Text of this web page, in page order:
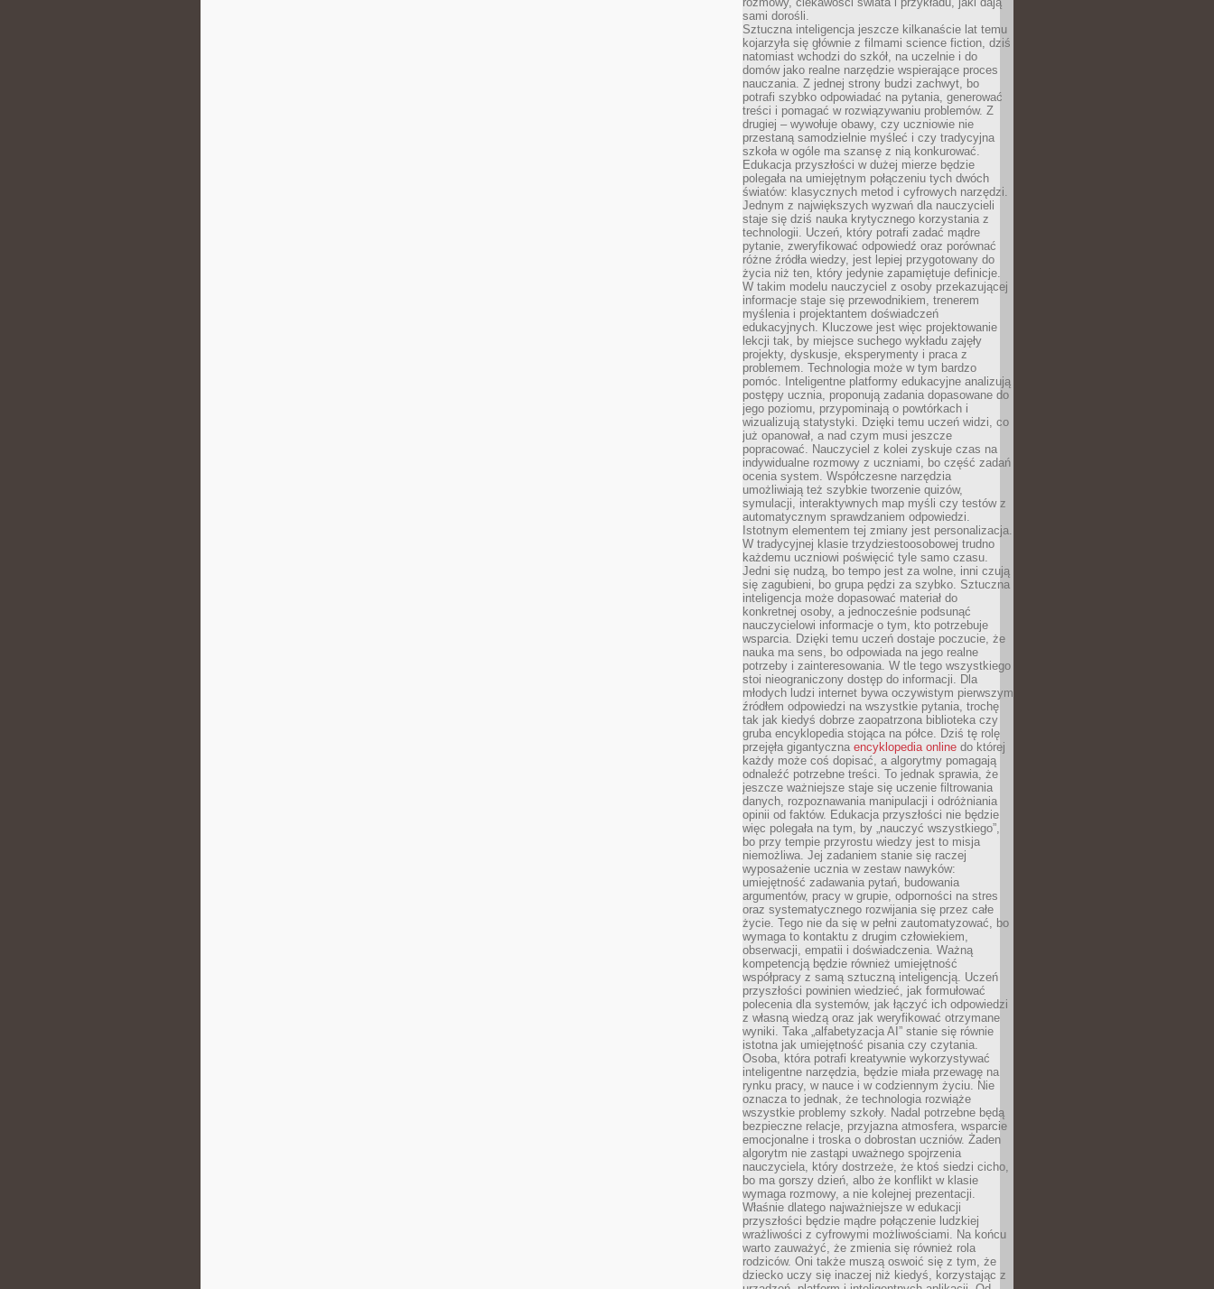
sami dorośli.
Sztuczna inteligencja jeszcze kilkanaście lat temu
kojarzyła się głównie z filmami science fiction, dziś
natomiast wchodzi do szkół, na uczelnie i do
domów jako realne narzędzie wspierające proces
nauczania. Z jednej strony budzi zachwyt, bo
potrafi szybko odpowiadać na pytania, generować
treści i pomagać w rozwiązywaniu problemów. Z
drugiej – wywołuje obawy, czy uczniowie nie
przestaną samodzielnie myśleć i czy tradycyjna
szkoła w ogóle ma szansę z nią konkurować.
Edukacja przyszłości w dużej mierze będzie
polegała na umiejętnym połączeniu tych dwóch
światów: klasycznych metod i cyfrowych narzędzi.
Jednym z największych wyzwań dla nauczycieli
staje się dziś nauka krytycznego korzystania z
technologii. Uczeń, który potrafi zadać mądre
pytanie, zweryfikować odpowiedź oraz porównać
różne źródła wiedzy, jest lepiej przygotowany do
życia niż ten, który jedynie zapamiętuje definicje.
W takim modelu nauczyciel z osoby przekazującej
informacje staje się przewodnikiem, trenerem
myślenia i projektantem doświadczeń
edukacyjnych. Kluczowe jest więc projektowanie
lekcji tak, by miejsce suchego wykładu zajęły
projekty, dyskusje, eksperymenty i praca z
problemem. Technologia może w tym bardzo
pomóc. Inteligentne platformy edukacyjne analizują
postępy ucznia, proponują zadania dopasowane do
jego poziomu, przypominają o powtórkach i
wizualizują statystyki. Dzięki temu uczeń widzi, co
już opanował, a nad czym musi jeszcze
popracować. Nauczyciel z kolei zyskuje czas na
indywidualne rozmowy z uczniami, bo część zadań
ocenia system. Współczesne narzędzia
umożliwiają też szybkie tworzenie quizów,
symulacji, interaktywnych map myśli czy testów z
automatycznym sprawdzaniem odpowiedzi.
Istotnym elementem tej zmiany jest personalizacja.
W tradycyjnej klasie trzydziestoosobowej trudno
każdemu uczniowi poświęcić tyle samo czasu.
Jedni się nudzą, bo tempo jest za wolne, inni czują
się zagubieni, bo grupa pędzi za szybko. Sztuczna
inteligencja może dopasować materiał do
konkretnej osoby, a jednocześnie podsunąć
nauczycielowi informacje o tym, kto potrzebuje
wsparcia. Dzięki temu uczeń dostaje poczucie, że
nauka ma sens, bo odpowiada na jego realne
potrzeby i zainteresowania. W tle tego wszystkiego
stoi nieograniczony dostęp do informacji. Dla
młodych ludzi internet bywa oczywistym pierwszym
źródłem odpowiedzi na wszystkie pytania, trochę
tak jak kiedyś dobrze zaopatrzona biblioteka czy
gruba encyklopedia stojąca na półce. Dziś tę rolę
przejęła gigantyczna encyklopedia online do której
każdy może coś dopisać, a algorytmy pomagają
odnaleźć potrzebne treści. To jednak sprawia, że
jeszcze ważniejsze staje się uczenie filtrowania
danych, rozpoznawania manipulacji i odróżniania
opinii od faktów. Edukacja przyszłości nie będzie
więc polegała na tym, by „nauczyć wszystkiego”,
bo przy tempie przyrostu wiedzy jest to misja
niemożliwa. Jej zadaniem stanie się raczej
wyposażenie ucznia w zestaw nawyków:
umiejętność zadawania pytań, budowania
argumentów, pracy w grupie, odporności na stres
oraz systematycznego rozwijania się przez całe
życie. Tego nie da się w pełni zautomatyzować, bo
wymaga to kontaktu z drugim człowiekiem,
obserwacji, empatii i doświadczenia. Ważną
kompetencją będzie również umiejętność
współpracy z samą sztuczną inteligencją. Uczeń
przyszłości powinien wiedzieć, jak formułować
polecenia dla systemów, jak łączyć ich odpowiedzi
z własną wiedzą oraz jak weryfikować otrzymane
wyniki. Taka „alfabetyzacja AI” stanie się równie
istotna jak umiejętność pisania czy czytania.
Osoba, która potrafi kreatywnie wykorzystywać
inteligentne narzędzia, będzie miała przewagę na
rynku pracy, w nauce i w codziennym życiu. Nie
oznacza to jednak, że technologia rozwiąże
wszystkie problemy szkoły. Nadal potrzebne będą
bezpieczne relacje, przyjazna atmosfera, wsparcie
emocjonalne i troska o dobrostan uczniów. Żaden
algorytm nie zastąpi uważnego spojrzenia
nauczyciela, który dostrzeże, że ktoś siedzi cicho,
bo ma gorszy dzień, albo że konflikt w klasie
wymaga rozmowy, a nie kolejnej prezentacji.
Właśnie dlatego najważniejsze w edukacji
przyszłości będzie mądre połączenie ludzkiej
wrażliwości z cyfrowymi możliwościami. Na końcu
warto zauważyć, że zmienia się również rola
rodziców. Oni także muszą oswoić się z tym, że
dziecko uczy się inaczej niż kiedyś, korzystając z